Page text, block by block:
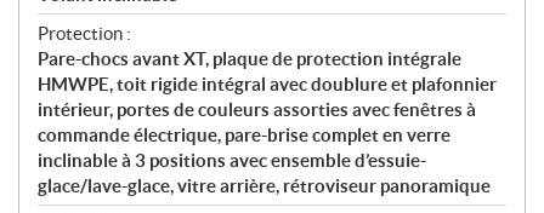
Protection :
Pare-chocs avant XT, plaque de protection intégrale
HMWPE, toit rigide intégral avec doublure et plafonnier
intérieur, portes de couleurs assorties avec fenêtres à
commande électrique, pare-brise complet en verre
inclinable à 3 positions avec ensemble d’essuie-
glace/lave-glace, vitre arrière, rétroviseur panoramique